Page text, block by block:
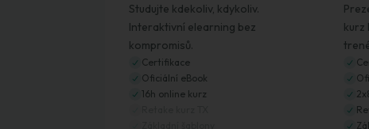
Studujte kdekoliv, kdykoliv.
Interaktivní elearning bez
kompromisů.
Certifikace
Oficiální eBook
16h online kurz
kurz